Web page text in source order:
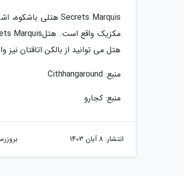
هتل می توانید از بالکن اتاقتان
منبع: Cithhangaround
منبع: کجارو
انتشار: 8 آبان 1403